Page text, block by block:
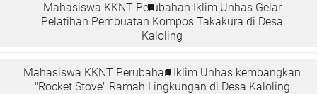
Mahasiswa KKNT Perubahan Iklim Unhas Gelar
Pelatihan Pembuatan Kompos Takakura di Desa
Kaloling
Mahasiswa KKNT Perubahan Iklim Unhas kembangkan
"Rocket Stove" Ramah Lingkungan di Desa Kaloling